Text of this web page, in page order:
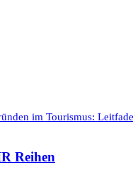
im Tourismus:
Reihen